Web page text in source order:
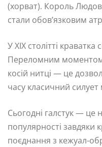
(хорват). Король
стали обов’язковим
У XIX столітті
Переломним моментом
косій нитці — це
часу класичний
Сьогодні галстук — це
популярності завдяки
поєднання з кежуал-